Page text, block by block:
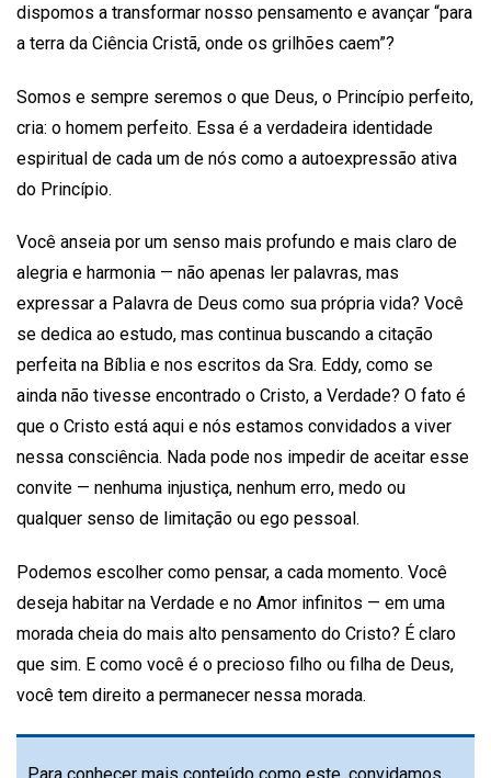
dispomos a transformar nosso pensamento e avançar “para
a terra da Ciência Cristã, onde os grilhões caem”?
Somos e sempre seremos o que Deus, o Princípio perfeito,
cria: o homem perfeito. Essa é a verdadeira identidade
espiritual de cada um de nós como a autoexpressão ativa
do Princípio.
Você anseia por um senso mais profundo e mais claro de
alegria e harmonia — não apenas ler palavras, mas
expressar a Palavra de Deus como sua própria vida? Você
se dedica ao estudo, mas continua buscando a citação
perfeita na Bíblia e nos escritos da Sra. Eddy, como se
ainda não tivesse encontrado o Cristo, a Verdade? O fato é
que o Cristo está aqui e nós estamos convidados a viver
nessa consciência. Nada pode nos impedir de aceitar esse
convite — nenhuma injustiça, nenhum erro, medo ou
qualquer senso de limitação ou ego pessoal.
Podemos escolher como pensar, a cada momento. Você
deseja habitar na Verdade e no Amor infinitos — em uma
morada cheia do mais alto pensamento do Cristo? É claro
que sim. E como você é o precioso filho ou filha de Deus,
você tem direito a permanecer nessa morada.